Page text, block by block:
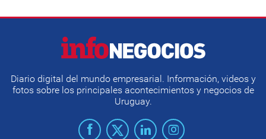
Diario digital del mundo empresarial. Información, videos y
fotos sobre los principales acontecimientos y negocios de
Uruguay.